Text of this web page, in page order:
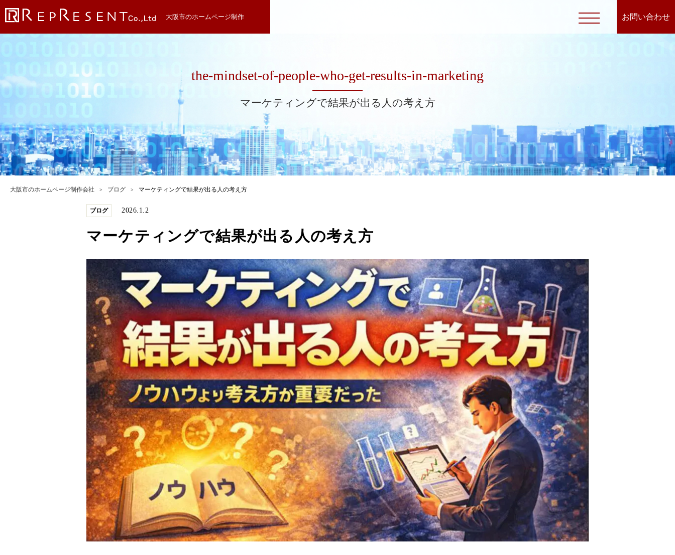
大阪市のホームページ制作 お問い合わせ
the-mindset-of-people-who-get-results-in-marketing
マーケティングで結果が出る人の考え方
大阪市のホームページ制作会社 ブログ マーケティングで結果が出る人の考え方
ブログ 2026.1.2
マーケティングで結果が出る人の考え方